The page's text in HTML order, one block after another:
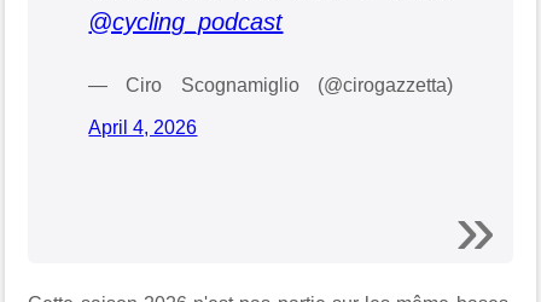
@cycling_podcast
— Ciro Scognamiglio (@cirogazzetta)
April 4, 2026